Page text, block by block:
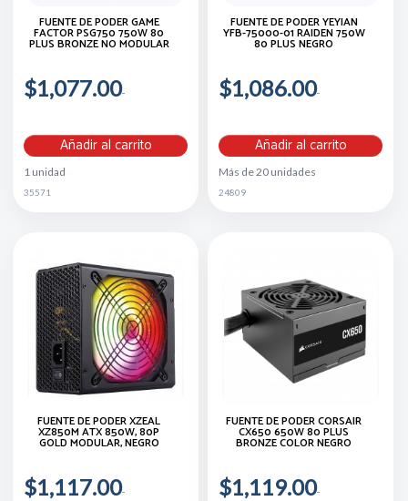
FUENTE DE PODER GAME
FACTOR PSG750 750W 80
PLUS BRONZE NO MODULAR
$1,077.00
Añadir al carrito
1 unidad
35571
FUENTE DE PODER YEYIAN
YFB-75000-01 RAIDEN 750W
80 PLUS NEGRO
$1,086.00
Añadir al carrito
Más de 20 unidades
24809
FUENTE DE PODER XZEAL
XZ850M ATX 850W, 80P
GOLD MODULAR, NEGRO
$1,117.00
FUENTE DE PODER CORSAIR
CX650 650W 80 PLUS
BRONZE COLOR NEGRO
$1,119.00